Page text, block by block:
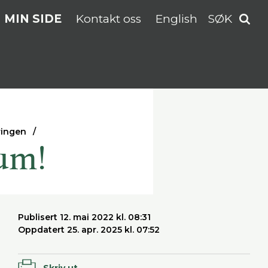
MIN SIDE Kontakt oss English SØK
Publisert 12. mai 2022 kl. 08:31
Oppdatert 25. apr. 2025 kl. 07:52